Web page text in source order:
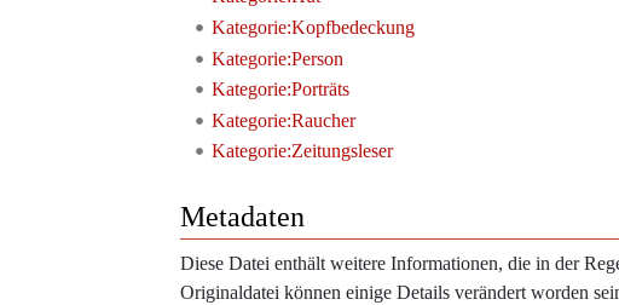
Kategorie:Kopfbedeckung
Kategorie:Person
Kategorie:Porträts
Kategorie:Raucher
Kategorie:Zeitungsleser
Metadaten
Diese Datei enthält weitere Informationen, die in der
Originaldatei können einige Details verändert worden